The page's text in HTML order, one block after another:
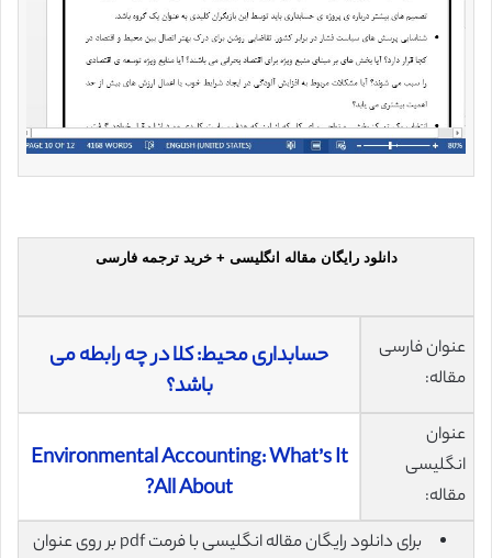
دانلود رایگان مقاله انگلیسی + خرید ترجمه فارسی
عنوان فارسی
مقاله:
حسابداری محیط: کلا در چه رابطه می
باشد؟
عنوان
انگلیسی
مقاله:
Environmental Accounting: What’s It
All About?
برای دانلود رایگان مقاله انگلیسی با فرمت pdf بر روی عنوان